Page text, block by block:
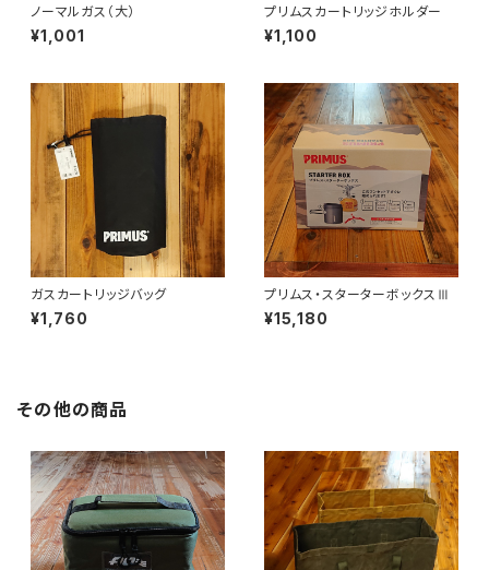
ノーマルガス（大）
¥1,001
プリムスカートリッジホルダー
¥1,100
ガスカートリッジバッグ
¥1,760
プリムス・スターターボックスⅢ
¥15,180
その他の商品